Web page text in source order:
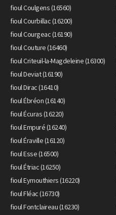
fioul Coulgens (16560)
fioul Courbillac (16200)
fioul Courgeac (16190)
fioul Couture (16460)
fioul Criteuil-la-Magdeleine (16300)
fioul Deviat (16190)
fioul Dirac (16410)
fioul Ébréon (16140)
fioul Écuras (16220)
fioul Empuré (16240)
fioul Éraville (16120)
fioul Esse (16500)
fioul Étriac (16250)
fioul Eymouthiers (16220)
fioul Fléac (16730)
fioul Fontclaireau (16230)